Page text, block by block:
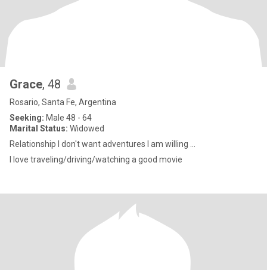
Grace, 48
Rosario, Santa Fe, Argentina
Seeking: Male 48 - 64
Marital Status: Widowed
Relationship I don't want adventures I am willing ...
I love traveling/driving/watching a good movie